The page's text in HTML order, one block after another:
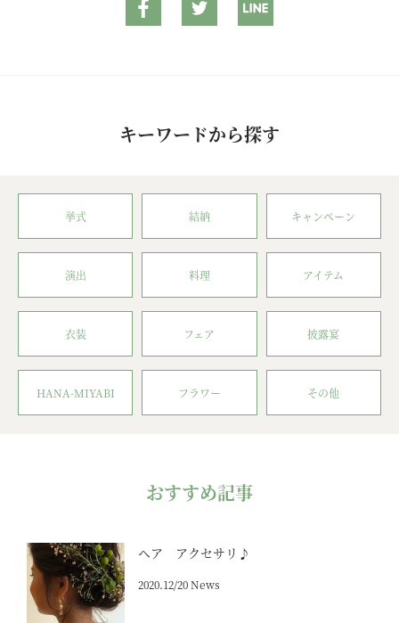
キーワードから探す
挙式 結納 キャンペーン
演出 料理 アイテム
衣装 フェア 披露宴
HANA-MIYABI フラワー その他
おすすめ記事
ヘア アクセサリ♪
2020.12/20 News